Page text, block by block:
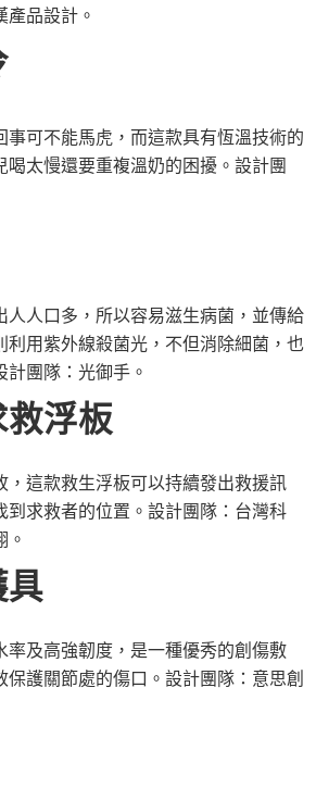
品設計。
事可不能馬虎，而這款具有恆溫技術的
喝太慢還要重複溫奶的困擾。設計團
人人口多，所以容易滋生病菌，並傳給
利用紫外線殺菌光，不但消除細菌，也
團隊：光御手。
浮板
，這款救生浮板可以持續發出救援訊
到求救者的位置。設計團隊：台灣科
率及高強韌度，是一種優秀的創傷敷
保護關節處的傷口。設計團隊：意思創